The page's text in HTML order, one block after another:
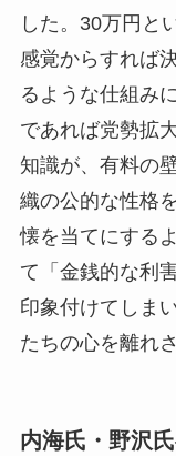
した。30万円と
感覚からすれば
るような仕組み
であれば党勢拡
知識が、有料の
織の公的な性格
懐を当てにする
て「金銭的な利
印象付けてしま
たちの心を離れ
内海氏・野沢